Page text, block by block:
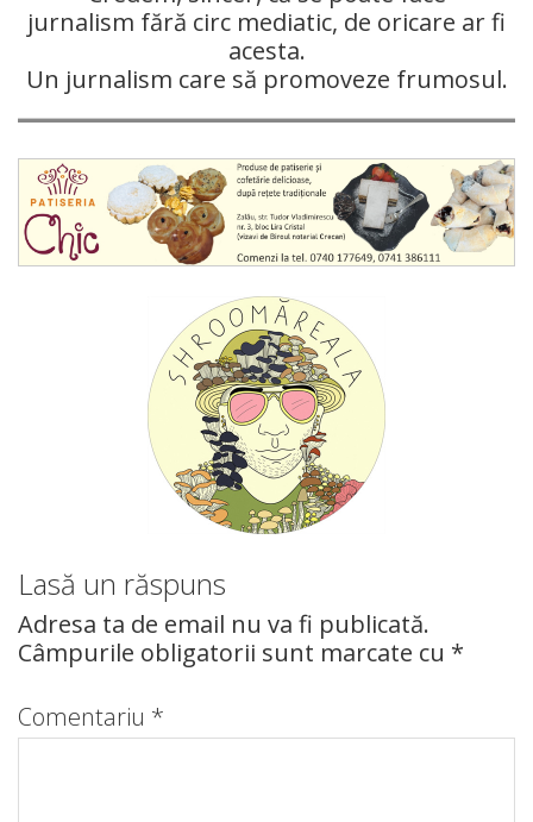
jurnalism fără circ mediatic, de oricare ar fi
acesta.
Un jurnalism care să promoveze frumosul.
Lasă un răspuns
Adresa ta de email nu va fi publicată.
Câmpurile obligatorii sunt marcate cu *
Comentariu *